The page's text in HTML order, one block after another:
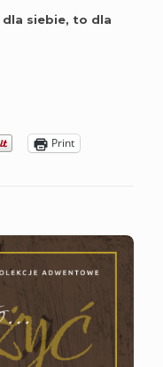
dla siebie, to dla
Print